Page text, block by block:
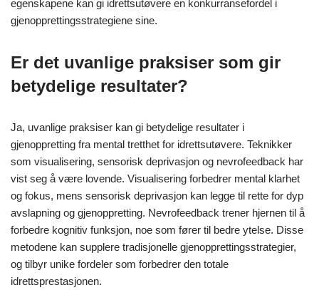
egenskapene kan gi idrettsutøvere en konkurransefordel i
gjenopprettingsstrategiene sine.
Er det uvanlige praksiser som gir
betydelige resultater?
Ja, uvanlige praksiser kan gi betydelige resultater i
gjenoppretting fra mental tretthet for idrettsutøvere. Teknikker
som visualisering, sensorisk deprivasjon og nevrofeedback har
vist seg å være lovende. Visualisering forbedrer mental klarhet
og fokus, mens sensorisk deprivasjon kan legge til rette for dyp
avslapning og gjenoppretting. Nevrofeedback trener hjernen til å
forbedre kognitiv funksjon, noe som fører til bedre ytelse. Disse
metodene kan supplere tradisjonelle gjenopprettingsstrategier,
og tilbyr unike fordeler som forbedrer den totale
idrettsprestasjonen.